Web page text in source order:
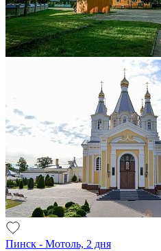
Пинск - Мотоль, 2 дня